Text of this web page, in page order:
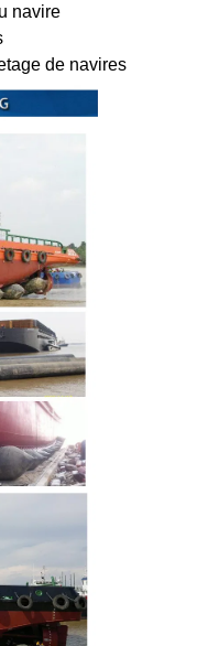
navire
de navires